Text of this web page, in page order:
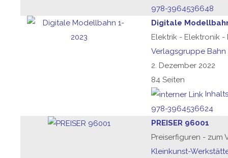
978-3964536648
Digitale
Elektrik - Elektronik
Verlagsgruppe Bahn
2. Dezember 2022
84 Seiten
978-3964536624
PREISER 96001
Preiserfiguren - zum
Kleinkunst-